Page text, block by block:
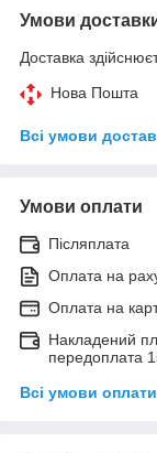
Умови
Доставка
Нова Пошта
Всі умови
Умови оплати
Післяплата
Оплата на
Оплата на
Накладений
передоплата
Всі умови оплати